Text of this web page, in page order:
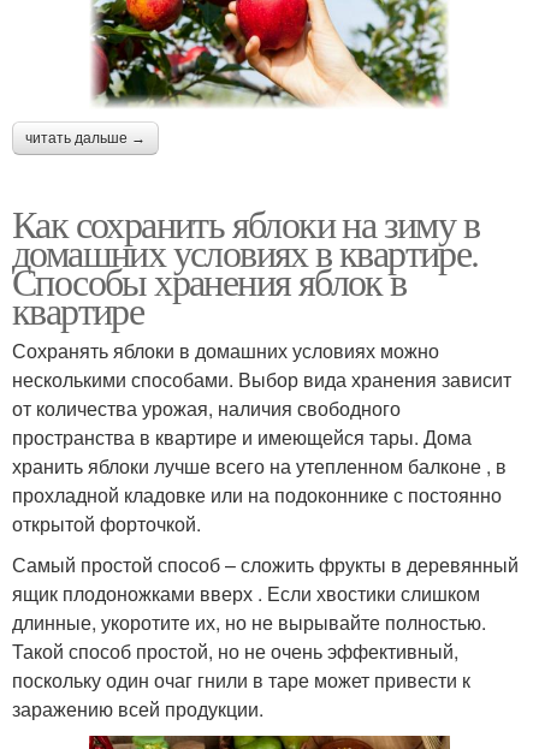
читать дальше →
Как сохранить яблоки на зиму в
домашних условиях в квартире.
Способы хранения яблок в
квартире
Сохранять яблоки в домашних условиях можно
несколькими способами. Выбор вида хранения зависит
от количества урожая, наличия свободного
пространства в квартире и имеющейся тары. Дома
хранить яблоки лучше всего на утепленном балконе , в
прохладной кладовке или на подоконнике с постоянно
открытой форточкой.
Самый простой способ – сложить фрукты в деревянный
ящик плодоножками вверх . Если хвостики слишком
длинные, укоротите их, но не вырывайте полностью.
Такой способ простой, но не очень эффективный,
поскольку один очаг гнили в таре может привести к
заражению всей продукции.